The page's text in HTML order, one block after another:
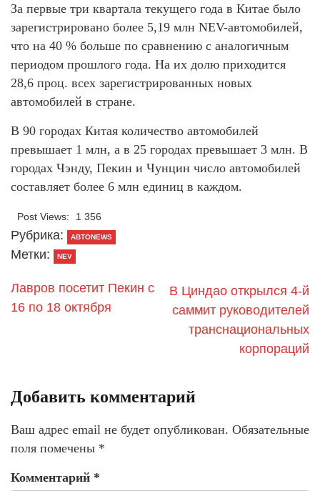
За первые три квартала текущего года в Китае было
зарегистрировано более 5,19 млн NEV-автомобилей,
что на 40 % больше по сравнению с аналогичным
периодом прошлого года. На их долю приходится
28,6 проц. всех зарегистрированных новых
автомобилей в стране.
В 90 городах Китая количество автомобилей
превышает 1 млн, а в 25 городах превышает 3 млн. В
городах Чэнду, Пекин и Чунцин число автомобилей
составляет более 6 млн единиц в каждом.
Post Views: 1 356
Рубрика: АВТОNEWS
Метки: NEV
Лавров посетит Пекин c
16 по 18 октября
​В Циндао открылся 4-й
саммит руководителей
транснациональных
корпораций
Добавить комментарий
Ваш адрес email не будет опубликован. Обязательные
поля помечены *
Комментарий *